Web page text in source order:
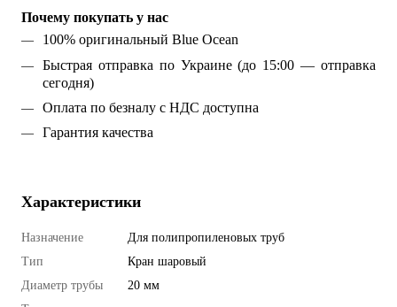
Почему покупать у нас
100% оригинальный Blue Ocean
Быстрая отправка по Украине (до 15:00 — отправка
сегодня)
Оплата по безналу с НДС доступна
Гарантия качества
Характеристики
Назначение
Для полипропиленовых труб
Тип
Кран шаровый
Диаметр трубы
20 мм